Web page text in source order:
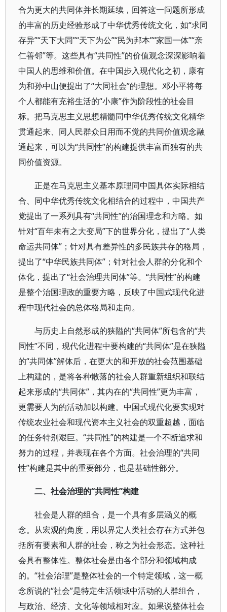
合为更大的共同体并长期延续，回答这一问题所形成
的丰富的历史经验形成了中华优秀传统文化，如“求同
存异”“天下大同”“天下为公”“民为邦本”“家国一体”“亲
仁善邻”等。这些具有“共同性”的价值观念深深影响着
中国人的思维和价值。在中国步入现代化之初，康有
为和孙中山便提出了“大同社会”的理想。邓小平将每
个人都能有充裕生活的“小康”作为阶段性的社会目
标。把马克思主义思想精髓同中华优秀传统文化精华
贯通起来、同人民群众日用而不觉的共同价值观念融
通起来，可以为“共同性”的构建提供丰富而独有的共
同价值资源。
正是在马克思主义基本原理同中国具体实际相结
合、同中华优秀传统文化相结合的过程中，中国共产
党提出了一系列具有“共同性”的治国理念和方略。如
针对“百年未有之大变局”下的世界分化，提出了“人类
命运共同体”；针对具有差异性的多民族共存的格局，
提出了“中华民族共同体”；针对社会人群的分化和个
体化，提出了“社会治理共同体”等。“共同性”的构建
是整个治国理政的重要方略，反映了中国式现代化进
程中现代社会的总体格局和走向。
与历史上自然形成的狭隘的“共同体”所包含的“共
同性”不同，现代化进程中要构建的“共同体”是在狭隘
的“共同体”解体后，在更大的和开放的社会范围基础
上构建的，是将各种散落的社会人群重新组织和联结
起来形成的“共同体”，其内在的“共同性”更为丰富，
更需要人为的活动加以构建。中国式现代化要实现对
传统农业社会和现代资本主义社会的双重超越，面临
的任务特别艰巨。“共同性”的构建是一个不断追求和
努力的过程，并表现在各个方面。社会治理的“共同
性”构建是其中的重要部分，也是基础性部分。
二、社会治理的“共同性”构建
社会是人群的组合，是一个具有多层涵义的概
念。从宏观的角度，用以界定人类社会存在方式并包
括所有要素和人群的社会，称之为社会形态。这种社
会具有整体性。整体社会是由各个部分和领域构成
的。“社会治理”是整体社会的一个特定领域，这一概
念所说的“社会”是特定生活领域中活动的人群组合，
与政治、经济、文化等领域相对应。如果说整体社会